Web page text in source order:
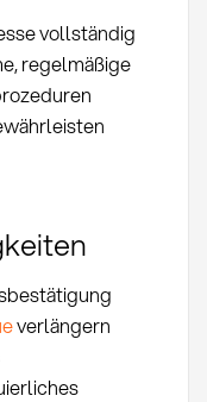
vollständig
regelmäßige
verlängern